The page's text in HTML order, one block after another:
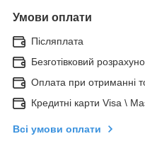
Умови оплати
Післяплата
Безготівковий
Оплата при отриманні
Кредитні карти Visa \
Всі умови оплати